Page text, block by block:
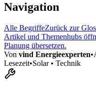
Navigation
Alle BegriffeZurück zur
Artikel und Themenhubs
Planung übersetzen.
Von vind Energieexperten•
Lesezeit•Solar • Technik